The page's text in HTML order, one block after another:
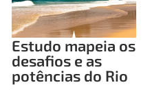
Estudo mapeia os
desafios e as
potências do Rio